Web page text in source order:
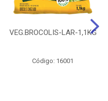
VEG.BROCOLIS-LAR-1,1KG
Código: 16001